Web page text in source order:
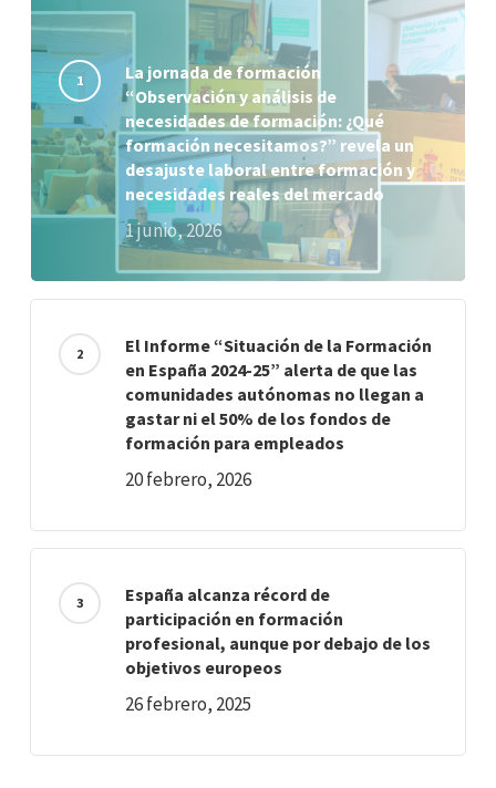
La jornada de formación
“Observación y análisis de
necesidades de formación: ¿Qué
formación necesitamos?” revela un
desajuste laboral entre formación y
necesidades reales del mercado
1 junio, 2026
El Informe “Situación de la Formación
en España 2024-25” alerta de que las
comunidades autónomas no llegan a
gastar ni el 50% de los fondos de
formación para empleados
20 febrero, 2026
España alcanza récord de
participación en formación
profesional, aunque por debajo de los
objetivos europeos
26 febrero, 2025